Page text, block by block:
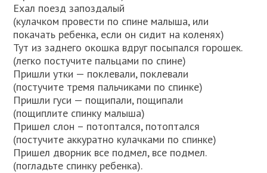
Ехал поезд запоздалый
(кулачком провести по спине малыша, или
покачать ребенка, если он сидит на коленях)
Тут из заднего окошка вдруг посыпался горошек.
(легко постучите пальцами по спине)
Пришли утки — поклевали, поклевали
(постучите тремя пальчиками по спинке)
Пришли гуси — пощипали, пощипали
(пощиплите спинку малыша)
Пришел слон – потоптался, потоптался
(постучите аккуратно кулачками по спинке)
Пришел дворник все подмел, все подмел.
(погладьте спинку ребенка).